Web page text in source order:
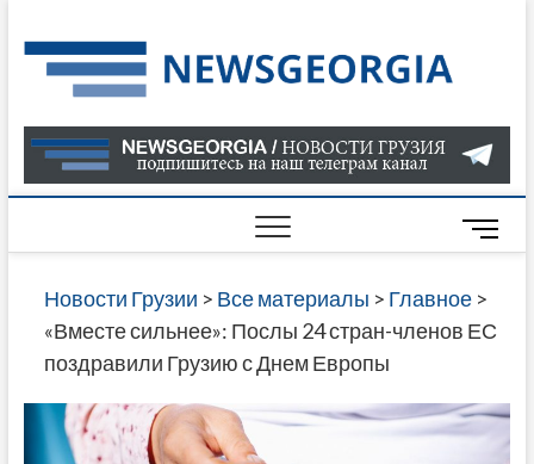
to
content
О
В
ГРУЗИИ
САЙТЕ
M
e
n
u
t
Новости Грузии > Все материалы > Главное>
«Вместе сильнее»: Послы 24 стран-членов ЕС
поздравили Грузию с Днем Европы